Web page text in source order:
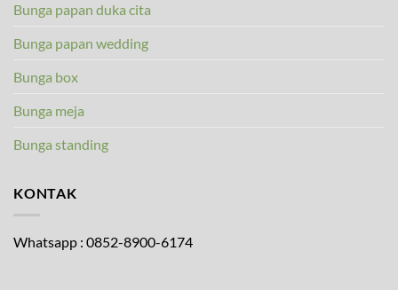
Bunga papan duka cita
Bunga papan wedding
Bunga box
Bunga meja
Bunga standing
KONTAK
Whatsapp : 0852-8900-6174